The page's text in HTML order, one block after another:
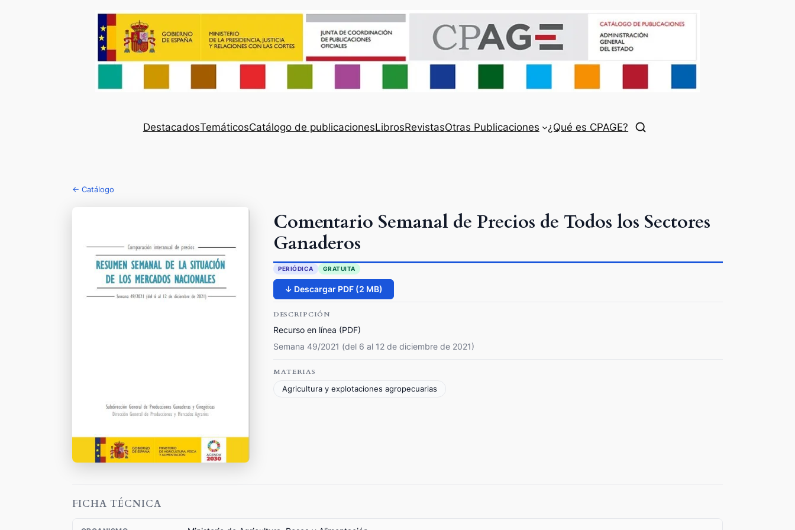
DestacadosTemáticosCatálogo de publicacionesLibrosRevistasOtras Publicaciones ¿Qué es CPAGE?
← Catálogo
Comentario Semanal de Precios de Todos los Sectores
Ganaderos
PERIÓDICA GRATUITA
↓ Descargar PDF (2 MB)
DESCRIPCIÓN
Recurso en línea (PDF)
Semana 49/2021 (del 6 al 12 de diciembre de 2021)
MATERIAS
Agricultura y explotaciones agropecuarias
FICHA TÉCNICA